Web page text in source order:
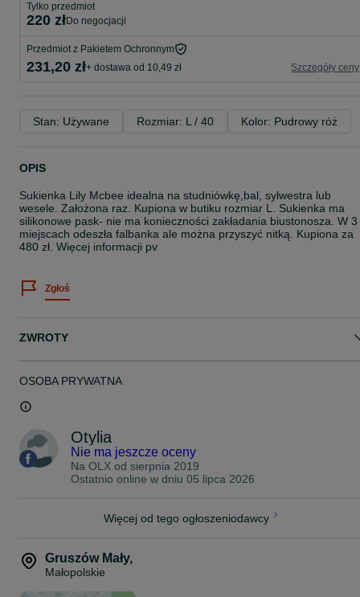
Tylko przedmiot
220 zł do negocjacji
Przedmiot z Pakietem Ochronnym
231,20 zł+ dostawa od 10,49 zł Szczegóły ceny
Stan: Używane Rozmiar: L / 40 Kolor: Pudrowy róż
OPIS
Sukienka Lily Mcbee idealna na studniówkę,bal, sylwestra lub
wesele. Założona raz. Kupiona w butiku rozmiar L. Sukienka ma
silikonowe pask- nie ma konieczności zakładania biustonosza. W 3
miejscach odeszła falbanka ale można przyszyć nitką. Kupiona za
480 zł. Więcej informacji pv
Zgłoś
ZWROTY
OSOBA PRYWATNA
Otylia
Nie ma jeszcze oceny
Na OLX od sierpnia 2019
Ostatnio online w dniu 05 lipca 2026
Więcej od tego ogłoszeniodawcy
Gruszów Mały,
Małopolskie